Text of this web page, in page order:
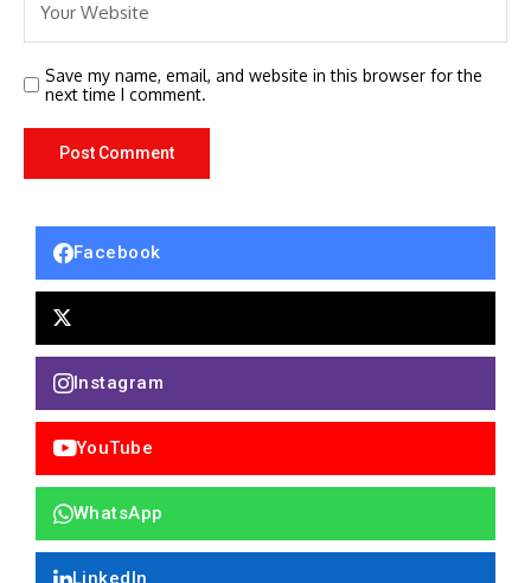
Save my name, email, and website in this browser for the
next time I comment.
Facebook
Instagram
YouTube
WhatsApp
LinkedIn